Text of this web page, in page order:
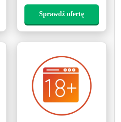
Sprawdź ofertę